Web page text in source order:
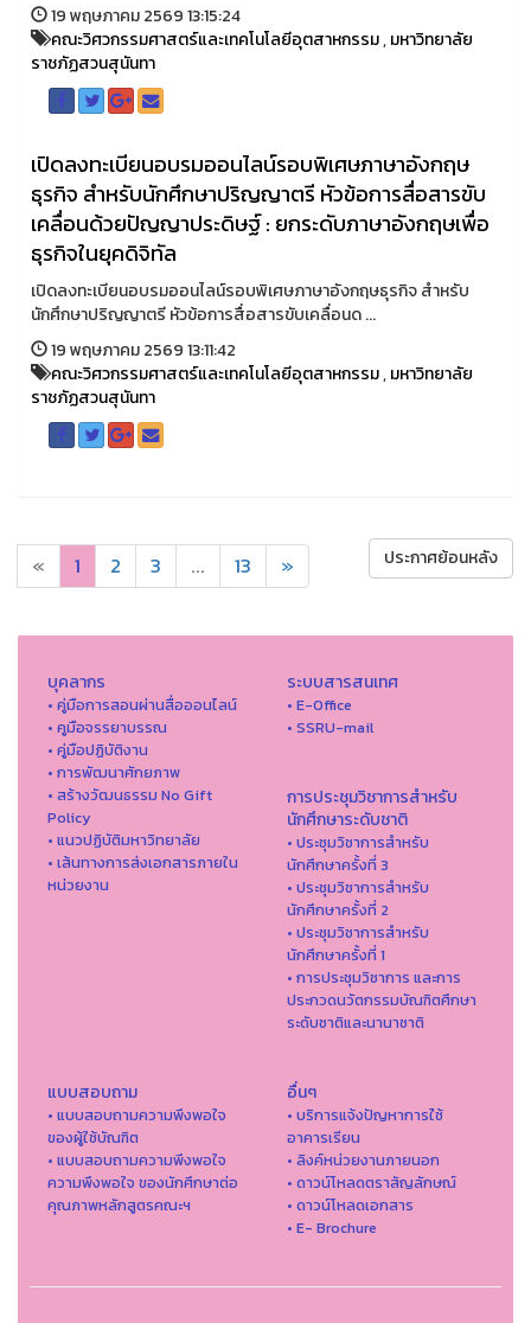
19 พฤษภาคม 2569 13:15:24
คณะวิศวกรรมศาสตร์และเทคโนโลยีอุตสาหกรรม,มหาวิทยาลัย
ราชภัฏสวนสุนันทา
เปิดลงทะเบียนอบรมออนไลน์รอบพิเศษภาษาอังกฤษ
ธุรกิจ สำหรับนักศึกษาปริญญาตรี หัวข้อการสื่อสารขับ
เคลื่อนด้วยปัญญาประดิษฐ์ : ยกระดับภาษาอังกฤษเพื่อ
ธุรกิจในยุคดิจิทัล
เปิดลงทะเบียนอบรมออนไลน์รอบพิเศษภาษาอังกฤษธุรกิจ สำหรับ
นักศึกษาปริญญาตรี หัวข้อการสื่อสารขับเคลื่อนด ...
19 พฤษภาคม 2569 13:11:42
คณะวิศวกรรมศาสตร์และเทคโนโลยีอุตสาหกรรม,มหาวิทยาลัย
ราชภัฏสวนสุนันทา
« 1 2 3 ... 13 » ประกาศย้อนหลัง
บุคลากร
• คู่มือการสอนผ่านสื่อออนไลน์
• คูมือจรรยาบรรณ
• คู่มือปฏิบัติงาน
• การพัฒนาศักยภาพ
• สร้างวัฒนธรรม No Gift
Policy
• แนวปฏิบัติมหาวิทยาลัย
• เส้นทางการส่งเอกสารภายใน
หน่วยงาน
ระบบสารสนเทศ
• E-Office
• SSRU-mail
การประชุมวิชาการสำหรับ
นักศึกษาระดับชาติ
• ประชุมวิชาการสำหรับ
นักศึกษาครั้งที่ 3
• ประชุมวิชาการสำหรับ
นักศึกษาครั้งที่ 2
• ประชุมวิชาการสำหรับ
นักศึกษาครั้งที่ 1
• การประชุมวิชาการ และการ
ประกวดนวัตกรรมบัณฑิตศึกษา
ระดับชาติและนานาชาติ
แบบสอบถาม
• แบบสอบถามความพึงพอใจ
ของผู้ใช้บัณฑิต
• แบบสอบถามความพึงพอใจ
ความพึงพอใจ ของนักศึกษาต่อ
คุณภาพหลักสูตรคณะฯ
อื่นๆ
• บริการแจ้งปัญหาการใ่ช้
อาคารเรียน
• ลิงค์หน่วยงานภายนอก
• ดาวน์โหลดตราสัญลักษณ์
• ดาวน์โหลดเอกสาร
• E- Brochure